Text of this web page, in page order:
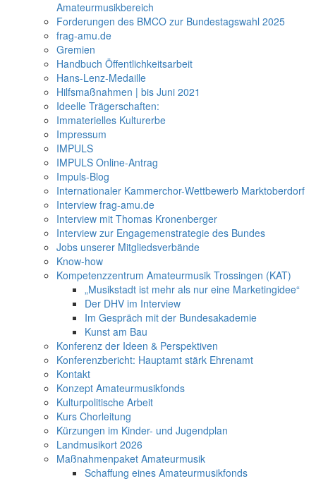
Amateurmusikbereich
Forderungen des BMCO zur Bundestagswahl 2025
frag-amu.de
Gremien
Handbuch Öffentlichkeitsarbeit
Hans-Lenz-Medaille
Hilfsmaßnahmen | bis Juni 2021
Ideelle Trägerschaften:
Immaterielles Kulturerbe
Impressum
IMPULS
IMPULS Online-Antrag
Impuls-Blog
Internationaler Kammerchor-Wettbewerb Marktoberdorf
Interview frag-amu.de
Interview mit Thomas Kronenberger
Interview zur Engagemenstrategie des Bundes
Jobs unserer Mitgliedsverbände
Know-how
Kompetenzzentrum Amateurmusik Trossingen (KAT)
„Musikstadt ist mehr als nur eine Marketingidee“
Der DHV im Interview
Im Gespräch mit der Bundesakademie
Kunst am Bau
Konferenz der Ideen & Perspektiven
Konferenzbericht: Hauptamt stärk Ehrenamt
Kontakt
Konzept Amateurmusikfonds
Kulturpolitische Arbeit
Kurs Chorleitung
Kürzungen im Kinder- und Jugendplan
Landmusikort 2026
Maßnahmenpaket Amateurmusik
Schaffung eines Amateurmusikfonds